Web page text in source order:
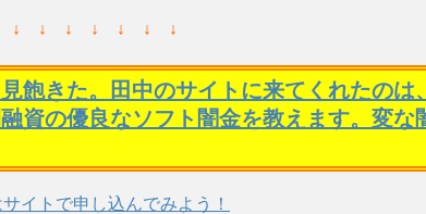
↓ ↓ ↓ ↓ ↓ ↓ ↓
きた。田中のサイトに来てくれたのは
資の優良なソフト闇金を教えます。変
サイトで申し込んでみよう！